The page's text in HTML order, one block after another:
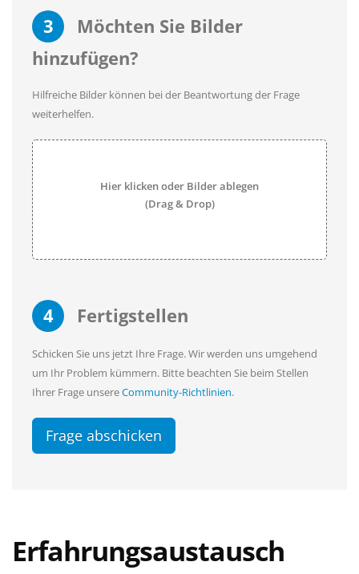
3
Möchten Sie Bilder
hinzufügen?
Hilfreiche Bilder können bei der Beantwortung der Frage
weiterhelfen.
Hier klicken oder Bilder ablegen
(Drag & Drop)
4 Fertigstellen
Schicken Sie uns jetzt Ihre Frage. Wir werden uns umgehend
um Ihr Problem kümmern. Bitte beachten Sie beim Stellen
Ihrer Frage unsereCommunity-Richtlinien.
Frage abschicken
Erfahrungsaustausch